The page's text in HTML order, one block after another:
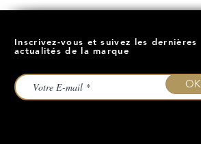
Inscrivez-vous et suivez les dernières
actualités de la marque
OK